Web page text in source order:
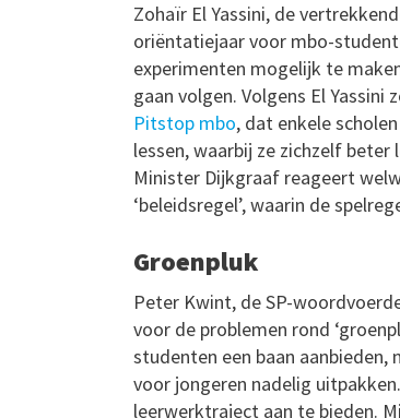
Zohaïr El Yassini, de
oriëntatiejaar voor mbo-
experimenten mogelijk te
gaan volgen. Volgens El
Pitstop mbo, dat enkele
lessen, waarbij ze zichzelf
Minister Dijkgraaf reageert
‘beleidsregel’, waarin de
Groenpluk
Peter Kwint, de SP-
voor de problemen rond
studenten een baan
voor jongeren nadelig
leerwerktraject aan te bieden.